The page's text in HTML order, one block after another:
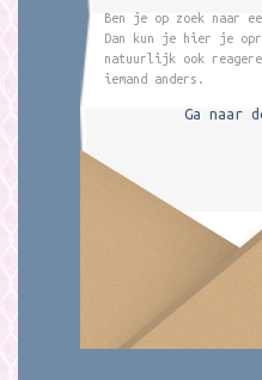
Ben je op zoek naar
Dan kun je hier je
natuurlijk ook
iemand anders.
Ga naar